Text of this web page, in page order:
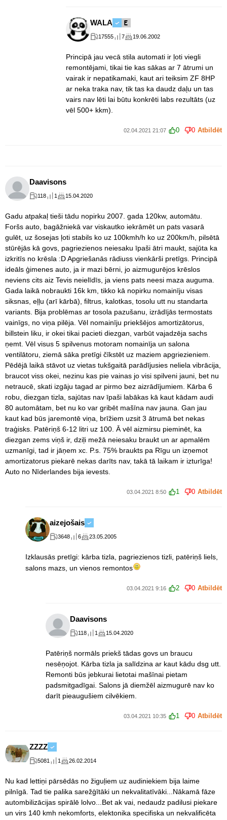
WALA
17555 7 19.06.2002
Principā jau vecā stila automati ir ļoti viegli
remontējami, tikai tie kas sākas ar 7 ātrumi un
vairak ir nepatikamaki, kaut ari teiksim ZF 8HP
ar neka traka nav, tik tas ka daudz daļu un tas
vairs nav lēti lai būtu konkrēti labs rezultāts (uz
vēl 500+ kkm).
02.04.2021 21:07 0 0 Atbildēt
Daavisons
118 1 15.04.2020
Gadu atpakaļ tieši tādu nopirku 2007. gada 120kw, automātu.
Foršs auto, bagāžniekā var viskautko iekrāmēt un pats vasarā
gulēt, uz šosejas ļoti stabils ko uz 100kmh/h ko uz 200km/h, pilsētā
stūrējās kā govs, pagriezienos neiesaku īpaši ātri maukt, sajūta ka
izkritīs no krēsla :D Apgriešanās rādiuss vienkārši pretīgs. Principā
ideāls ģimenes auto, ja ir mazi bērni, jo aizmugurējos krēslos
neviens cits aiz Tevis neielīdīs, ja viens pats neesi maza auguma.
Gada laikā nobraukti 16k km, tikko kā nopirku nomainīju visas
siksnas, eļļu (arī kārbā), filtrus, kalotkas, tosolu utt nu standarta
variants. Bija problēmas ar tosola pazušanu, izrādījās termostats
vainīgs, no viņa pilēja. Vēl nomainīju priekšējos amortizātorus,
billstein liku, ir okei tikai pacieti diezgan, varbūt vajadzēja sachs
ņemt. Vēl visus 5 spilvenus motoram nomainīja un salona
ventilātoru, ziemā sāka pretīgi čīkstēt uz maziem apgriezieniem.
Pēdējā laikā stāvot uz vietas tukšgaitā parādījusies neliela vibrācija,
braucot viss okei, nezinu kas pie vainas jo visi spilveni jauni, bet nu
netraucē, skati izgāju tagad ar pirmo bez aizrādījumiem. Kārba 6
robu, diezgan tizla, sajūtas nav īpaši labākas kā kaut kādam audi
80 automātam, bet nu ko var gribēt mašīna nav jauna. Gan jau
kaut kad būs jaremontē viņa, brīžiem uzsit 3 ātrumā bet nekas
traģisks. Patēriņš 6-12 litri uz 100. Ā vēl aizmirsu pieminēt, ka
diezgan zems viņš ir, dziļi mežā neiesaku braukt un ar apmalēm
uzmanīgi, tad ir jāņem xc. P.s. 75% braukts pa Rīgu un izņemot
amortizatorus piekarē nekas darīts nav, takā tā laikam ir izturīga!
Auto no Nīderlandes bija ievests.
03.04.2021 8:50 1 0 Atbildēt
aizejošais
3648 6 23.05.2005
Izklausās pretīgi: kārba tizla, pagriezienos tizli, patēriņš liels,
salons mazs, un vienos remontos
03.04.2021 9:16 2 0 Atbildēt
Daavisons
118 1 15.04.2020
Patēriņš normāls priekš tādas govs un braucu
nesēņojot. Kārba tizla ja salīdzina ar kaut kādu dsg utt.
Remonti būs jebkurai lietotai mašīnai pietam
padsmitgadīgai. Salons jā diemžēl aizmugurē nav ko
darīt pieaugušiem cilvēkiem.
03.04.2021 10:35 1 0 Atbildēt
ZZZZ
5081 1 26.02.2014
Nu kad lettiņi pārsēdās no žiguļiem uz audiniekiem bija laime
pilnīgā. Tad tie palika sarežģītāki un nekvalitatīvāki...Nākamā fāze
autombilizācijas spirālē lolvo...Bet ak vai, nedaudz padilusi piekare
un virs 140 kmh nekomforts, elektonika specifiska un nekvalificēta